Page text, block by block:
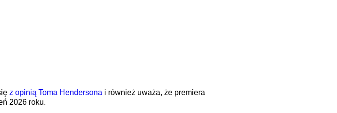
z opinią Toma Hendersona i również uważa, że premiera
2026 roku.